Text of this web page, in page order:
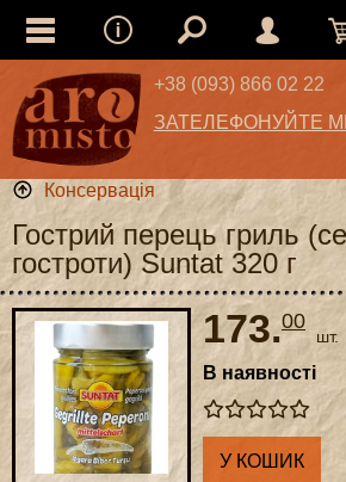
+38 (093) 866 02 22
ЗАТЕЛЕФОНУЙТЕ
Консервація
Гострий перець гриль
гостроти) Suntat 320 г
173.00
шт.
В наявності
У КОШИК